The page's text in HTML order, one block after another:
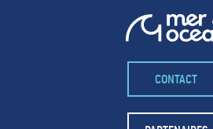
– FACEBOOK –
POUR LIKER
CONTACT